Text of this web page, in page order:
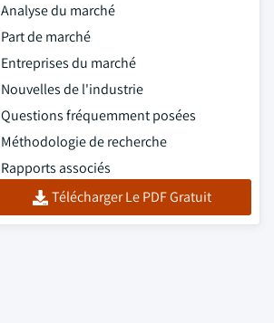
Analyse du marché
Part de marché
Entreprises du marché
Nouvelles de l'industrie
Questions fréquemment posées
Méthodologie de recherche
Rapports associés
Télécharger Le PDF Gratuit